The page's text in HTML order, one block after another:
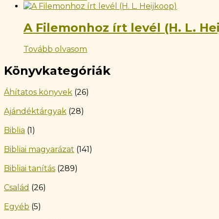
A Filemonhoz írt levél (H. L.
Tovább olvasom
Könyvkategóriák
Áhítatos könyvek (26)
Ajándéktárgyak (28)
Biblia (1)
Bibliai magyarázat (141)
Bibliai tanítás (289)
Család (26)
Egyéb (5)